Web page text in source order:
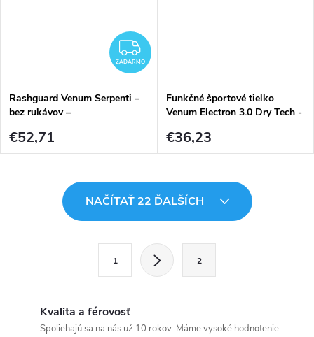
ZADARMO
ZADARMO
Rashguard Venum Serpenti –
bez rukávov –
€52,71
Funkčné športové tielko
Venum Electron 3.0 Dry Tech -
€36,23
NAČÍTAŤ 22 ĎALŠÍCH
1 2
Kvalita a férovosť
Spoliehajú sa na nás už 10 rokov. Máme vysoké hodnotenie